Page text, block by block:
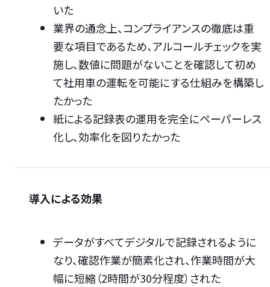
いた
業界の通念上、コンプライアンスの徹底は重
要な項目であるため、アルコールチェックを実
施し、数値に問題がないことを確認して初め
て社用車の運転を可能にする仕組みを構築し
たかった
紙による記録表の運用を完全にペーパーレス
化し、効率化を図りたかった
導入による効果
データがすべてデジタルで記録されるように
なり、確認作業が簡素化され、作業時間が大
幅に短縮（2時間が30分程度）された